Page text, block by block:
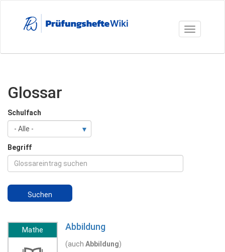
Toggle
Glossar
Schulfach
Begriff
Mathe Abbildung
(auch Abbildung)